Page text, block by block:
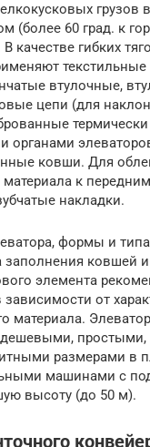
грузов
(более 60 град. к
качестве гибких
втулочные,
цепи (для
органами
ковши. Для
к
накладки.
формы и
ковшей и
элемента
от
материала.
дешевыми,
размерами в
машинами с
высоту (до 50 м).